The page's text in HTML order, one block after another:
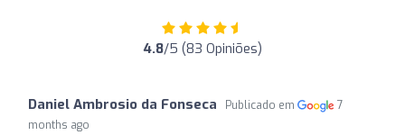
4.8/5 (83 Opiniões)
Daniel Ambrosio da Fonseca Publicado em
7
months ago